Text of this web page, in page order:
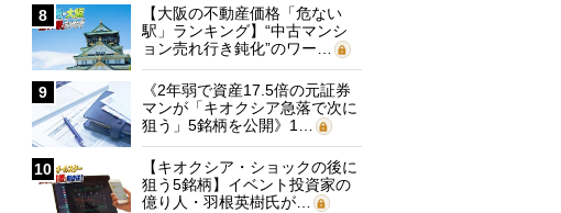
8
【大阪の不動産価格「危ない
駅」ランキング】“中古マンシ
ョン売れ行き鈍化”のワー…
9
《2年弱で資産17.5倍の元証券
マンが「キオクシア急落で次に
狙う」5銘柄を公開》1…
10
【キオクシア・ショックの後に
狙う5銘柄】イベント投資家の
億り人・羽根英樹氏が…